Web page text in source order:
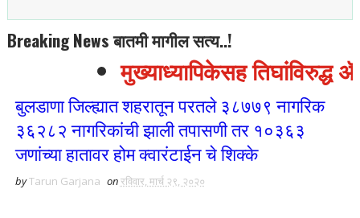
Breaking News बातमी मागील सत्य..!
मुख्याध्यापिकेसह तिघांविरुद्ध
बुलडाणा जिल्ह्यात शहरातून परतले ३८७७९ नागरिक
३६२८२ नागरिकांची झाली तपासणी तर १०३६३
जणांच्या हातावर होम क्वारंटाईन चे शिक्के
byTarun Garjana onरविवार, मार्च २९, २०२०